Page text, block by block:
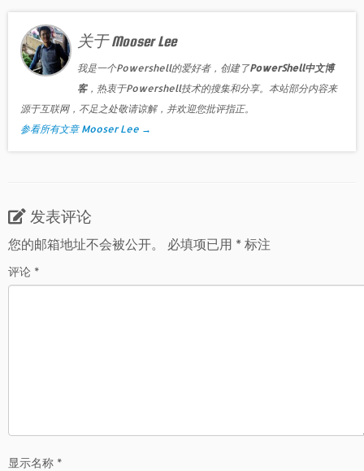
关于 Mooser Lee
我是一个Powershell的爱好者，创建了PowerShell中文博
客，热衷于Powershell技术的搜集和分享。本站部分内容来
源于互联网，不足之处敬请谅解，并欢迎您批评指正。
参看所有文章 Mooser Lee →
发表评论
您的邮箱地址不会被公开。
必填项已用 *标注
评论 *
显示名称 *